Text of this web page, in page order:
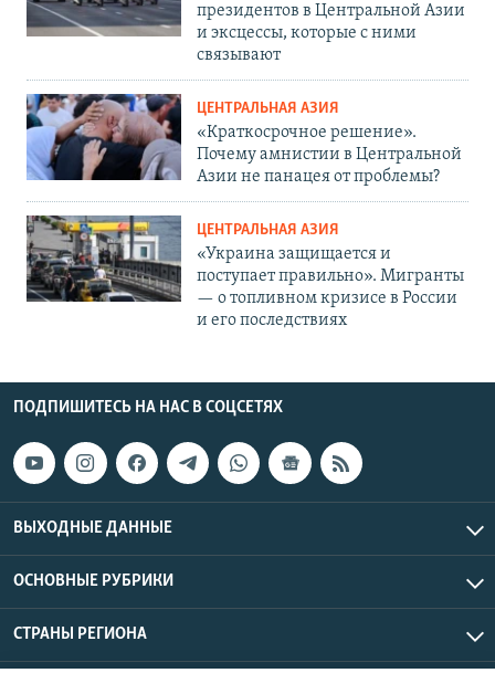
президентов в Центральной Азии
и эксцессы, которые с ними
связывают
ЦЕНТРАЛЬНАЯ АЗИЯ
«Краткосрочное решение».
Почему амнистии в Центральной
Азии не панацея от проблемы?
ЦЕНТРАЛЬНАЯ АЗИЯ
«Украина защищается и
поступает правильно». Мигранты
— о топливном кризисе в России
и его последствиях
ПОДПИШИТЕСЬ НА НАС В СОЦСЕТЯХ
ВЫХОДНЫЕ ДАННЫЕ
ОСНОВНЫЕ РУБРИКИ
СТРАНЫ РЕГИОНА